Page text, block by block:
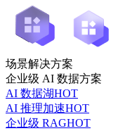
场景解决方案
企业级 AI 数据方案
AI 数据湖HOT
AI 推理加速HOT
企业级 RAGHOT